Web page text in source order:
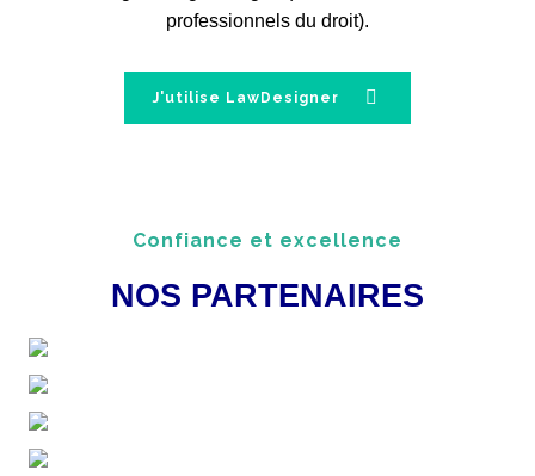
professionnels du droit).
J'utilise LawDesigner
Confiance et excellence
NOS PARTENAIRES